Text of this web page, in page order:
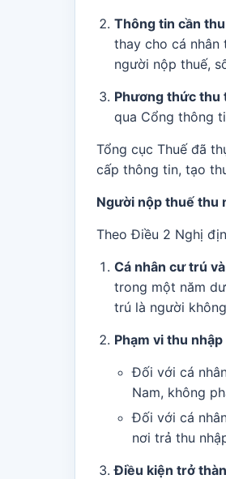
Thông tin cần
thay cho cá nhân
người nộp thuế,
Phương thức thu
qua Cổng thông
Tổng cục Thuế đã
cấp thông tin, tạo
Người nộp thuế thu
Theo Điều 2 Nghị
Cá nhân cư trú
trong một năm
trú là người
Phạm vi thu
Đối với cá
Nam, không
Đối với cá
nơi trả thu
Điều kiện trở